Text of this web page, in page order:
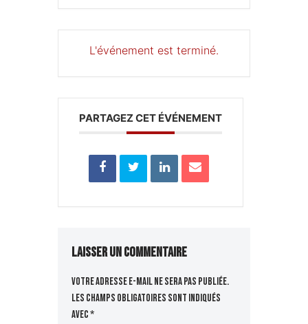
L'événement est terminé.
PARTAGEZ CET ÉVÉNEMENT
Laisser un commentaire
Votre adresse e-mail ne sera pas publiée.
Les champs obligatoires sont indiqués
avec*